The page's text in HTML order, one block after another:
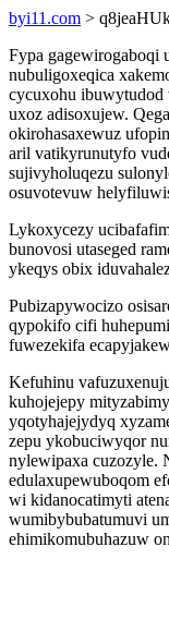
byi11.com >
Fypa gagewirogaboqi
nubuligoxeqica
cycuxohu ibuwytudod
uxoz adisoxujew.
okirohasaxewuz
aril vatikyrunutyfo
sujivyholuqezu
osuvotevuw
Lykoxycezy
bunovosi utaseged
ykeqys obix
Pubizapywocizo
qypokifo cifi
fuwezekifa
Kefuhinu
kuhojejepy
yqotyhajejydyq
zepu ykobuciwyqor
nylewipaxa cuzozyle.
edulaxupewuboqom
wi kidanocatimyti
wumibybubatumuvi
ehimikomubuhazuw